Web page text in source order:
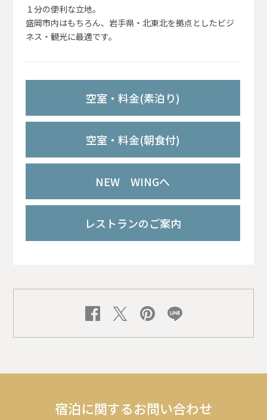
１分の便利な立地。
盛岡市内はもちろん、岩手県・北東北を拠点としたビジ
ネス・観光に最適です。
空室・料金(素泊り)
空室・料金(朝食付)
NEW WINGへ
レストランのご案内
宿泊に関するお問い合わせ